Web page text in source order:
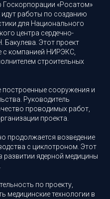
Госкорпорации «Росатом»
идут работы по созданию
для Национального
центра сердечно-
Бакулева. Этот проект
с компанией НИРЭКС,
строительных
построенные сооружения и
Руководитель
проводимых работ,
проекта.
продолжается возведение
с циклотроном. Этот
развитии ядерной медицины
по проекту,
медицинские технологии в